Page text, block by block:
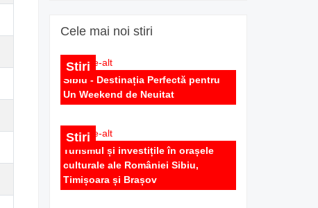
600 EUR
Apartament 3 camere utilat si
mobilat 100 mp cu terasa de
inchiriat in Sibiu Zona Centrala
Cele mai noi stiri
Stiri
Sibiu - Destinația Perfectă pentru
Un Weekend de Neuitat
Stiri
Turismul și investițile în orașele
culturale ale României Sibiu,
Timișoara și Brașov